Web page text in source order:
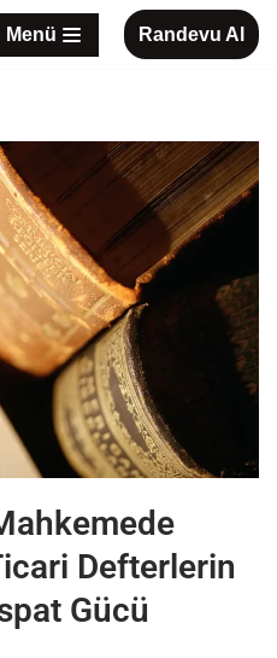
Menü Randevu Al
Defterlerin
Gücü